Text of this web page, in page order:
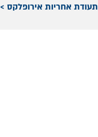
תעודת אחריות אירופלקס >